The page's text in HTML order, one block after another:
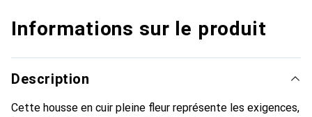
Informations sur le produit
Description
Cette housse en cuir pleine fleur représente les exigences,